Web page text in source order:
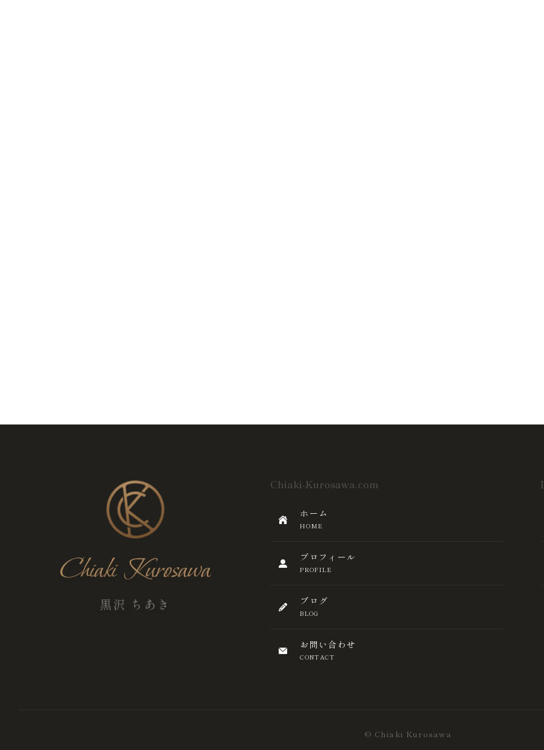
Chiaki Kurosawa
黒沢 ちあき
Chiaki-Kurosawa.com
ホーム
HOME
プロフィール
PROFILE
ブログ
BLOG
お問い合わせ
CONTACT
© Chiaki Kurosawa